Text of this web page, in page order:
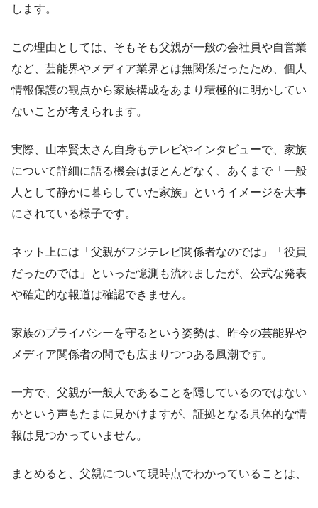
します。
この理由としては、そもそも父親が一般の会社員や自営業
など、芸能界やメディア業界とは無関係だったため、個人
情報保護の観点から家族構成をあまり積極的に明かしてい
ないことが考えられます。
実際、山本賢太さん自身もテレビやインタビューで、家族
について詳細に語る機会はほとんどなく、あくまで「一般
人として静かに暮らしていた家族」というイメージを大事
にされている様子です。
ネット上には「父親がフジテレビ関係者なのでは」「役員
だったのでは」といった憶測も流れましたが、公式な発表
や確定的な報道は確認できません。
家族のプライバシーを守るという姿勢は、昨今の芸能界や
メディア関係者の間でも広まりつつある風潮です。
一方で、父親が一般人であることを隠しているのではない
かという声もたまに見かけますが、証拠となる具体的な情
報は見つかっていません。
まとめると、父親について現時点でわかっていることは、